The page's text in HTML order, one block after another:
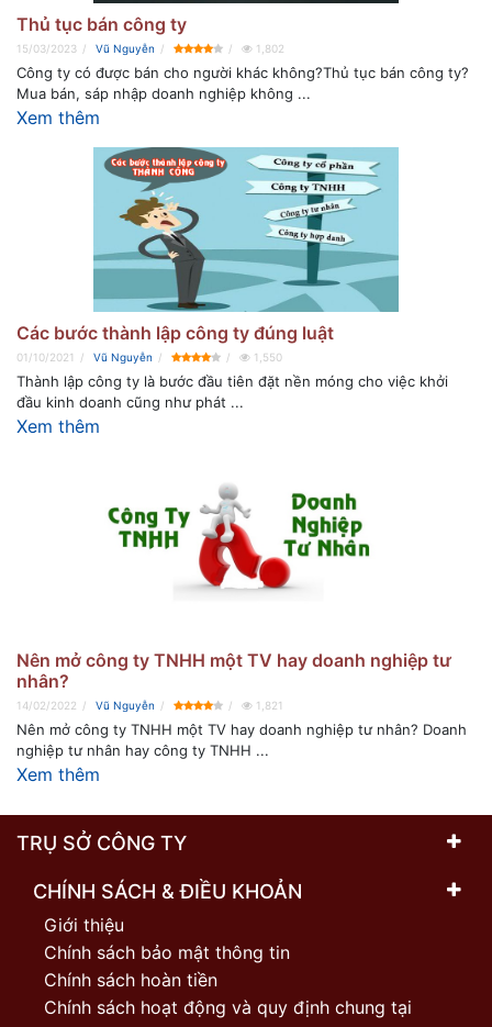
Thủ tục bán công ty
15/03/2023 Vũ Nguyễn 1,802
Công ty có được bán cho người khác không?Thủ tục bán công ty?
Mua bán, sáp nhập doanh nghiệp không ...
Xem thêm
Các bước thành lập công ty đúng luật
01/10/2021 Vũ Nguyễn 1,550
Thành lập công ty là bước đầu tiên đặt nền móng cho việc khởi
đầu kinh doanh cũng như phát ...
Xem thêm
Nên mở công ty TNHH một TV hay doanh nghiệp tư
nhân?
14/02/2022 Vũ Nguyễn 1,821
Nên mở công ty TNHH một TV hay doanh nghiệp tư nhân? Doanh
nghiệp tư nhân hay công ty TNHH ...
Xem thêm
TRỤ SỞ CÔNG TY
CHÍNH SÁCH & ĐIỀU KHOẢN
Giới thiệu
Chính sách bảo mật thông tin
Chính sách hoàn tiền
Chính sách hoạt động và quy định chung tại